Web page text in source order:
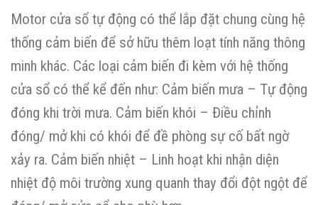
Motor cửa sổ tự động có thể lắp đặt chung cùng hệ
thống cảm biến để sở hữu thêm loạt tính năng thông
minh khác. Các loại cảm biến đi kèm với hệ thống
cửa sổ có thể kể đến như: Cảm biến mưa – Tự động
đóng khi trời mưa. Cảm biến khói – Điều chỉnh
đóng/ mở khi có khói để đề phòng sự cố bất ngờ
xảy ra. Cảm biến nhiệt – Linh hoạt khi nhận diện
nhiệt độ môi trường xung quanh thay đổi đột ngột để